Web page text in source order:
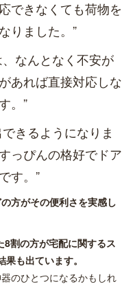
できなくても荷物を
りました。”
なんとなく不安が
あれば直接対応しな
。”
きるようになりま
っぴんの格好でドア
す。”
方がその便利さを実感し
割の方が宅配に関するス
も出ています。
のひとつになるかもしれ